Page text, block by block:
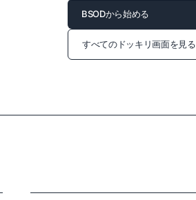
BSODから始める
すべてのドッキリ画面を見る